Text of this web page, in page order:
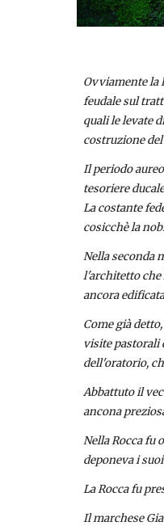
Ovviamente la
feudale sul
quali le levate
costruzione del
Il periodo
tesoriere
La costante
cosicchè la
Nella seconda
l'architetto che
ancora
Come già
visite pastorali
dell'oratorio,
Abbattuto il
ancona
Nella Rocca fu
deponeva i
La Rocca fu
Il marchese